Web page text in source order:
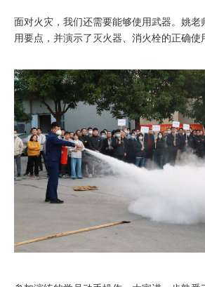
面对火灾，我们还需要能够使用武器。姚老
用要点，并演示了灭火器、消火栓的正确使